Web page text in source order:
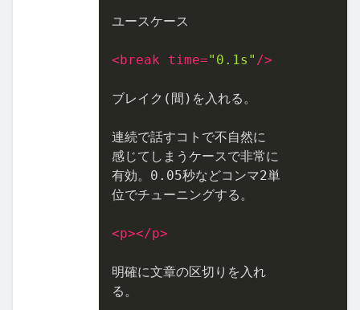
ユースケース
< break time="0.1s" />
ブレイク(間)を入れる。
連続で話すコトで不自然に
感じてしまうケースで非常に
有効。0.05秒などコンマ2単
位でチューニングする。
<p></p>
明確に文章の区切りを入れ
る。